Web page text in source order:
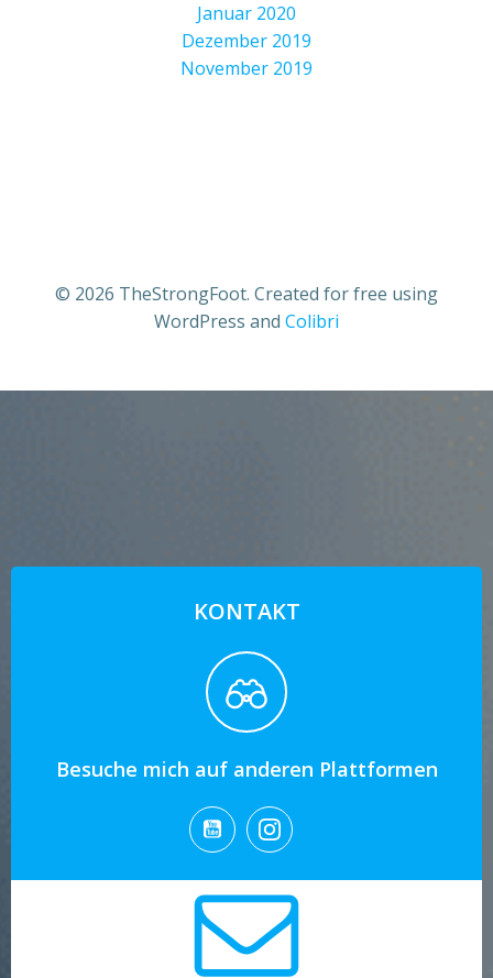
Januar 2020
Dezember 2019
November 2019
© 2026 TheStrongFoot. Created for free using
WordPress and Colibri
KONTAKT
Besuche mich auf anderen Plattformen